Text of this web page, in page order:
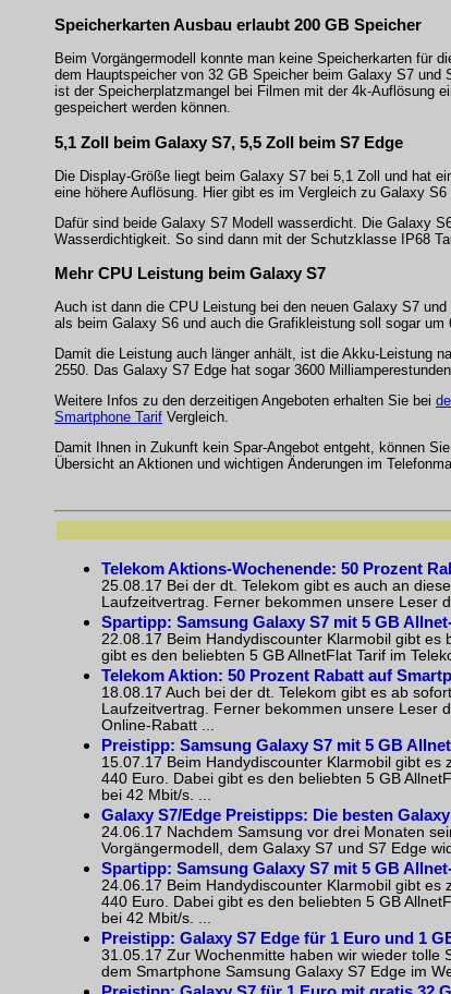
Speicherkarten Ausbau erlaubt 200 GB Speicher
Beim Vorgängermodell konnte man keine Speicherkarten für
dem Hauptspeicher von 32 GB Speicher beim Galaxy S7
ist der Speicherplatzmangel bei Filmen mit der 4k-Auflösung
gespeichert werden können.
5,1 Zoll beim Galaxy S7, 5,5 Zoll beim S7 Edge
Die Display-Größe liegt beim Galaxy S7 bei 5,1 Zoll und hat
eine höhere Auflösung. Hier gibt es im Vergleich zu Galaxy
Dafür sind beide Galaxy S7 Modell wasserdicht. Die Galaxy
Wasserdichtigkeit. So sind dann mit der Schutzklasse IP68
Mehr CPU Leistung beim Galaxy S7
Auch ist dann die CPU Leistung bei den neuen Galaxy S7
als beim Galaxy S6 und auch die Grafikleistung soll sogar um
Damit die Leistung auch länger anhält, ist die Akku-Leistung
2550. Das Galaxy S7 Edge hat sogar 3600
Weitere Infos zu den derzeitigen Angeboten erhalten Sie bei
Smartphone Tarif Vergleich.
Damit Ihnen in Zukunft kein Spar-Angebot entgeht, können
Übersicht an Aktionen und wichtigen Änderungen im
Telekom Aktions-Wochenende: 50 Prozent
25.08.17 Bei der dt. Telekom gibt es auch an
Laufzeitvertrag. Ferner bekommen unsere Leser
Spartipp: Samsung Galaxy S7 mit 5 GB
22.08.17 Beim Handydiscounter Klarmobil gibt
gibt es den beliebten 5 GB AllnetFlat Tarif im
Telekom Aktion: 50 Prozent Rabatt auf
18.08.17 Auch bei der dt. Telekom gibt es ab
Laufzeitvertrag. Ferner bekommen unsere Leser
Online-Rabatt ...
Preistipp: Samsung Galaxy S7 mit 5 GB
15.07.17 Beim Handydiscounter Klarmobil gibt
440 Euro. Dabei gibt es den beliebten 5 GB
bei 42 Mbit/s. ...
Galaxy S7/Edge Preistipps: Die besten
24.06.17 Nachdem Samsung vor drei Monaten
Vorgängermodell, dem Galaxy S7 und S7 Edge
Spartipp: Samsung Galaxy S7 mit 5 GB
24.06.17 Beim Handydiscounter Klarmobil gibt
440 Euro. Dabei gibt es den beliebten 5 GB
bei 42 Mbit/s. ...
Preistipp: Galaxy S7 Edge für 1 Euro und 1
31.05.17 Zur Wochenmitte haben wir wieder tolle
dem Smartphone Samsung Galaxy S7 Edge im